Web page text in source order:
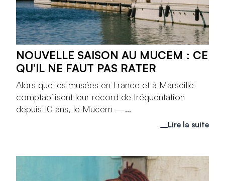
NOUVELLE SAISON AU MUCEM : CE
QU’IL NE FAUT PAS RATER
Alors que les musées en France et à Marseille
comptabilisent leur record de fréquentation
depuis 10 ans, le Mucem —...
Lire la suite